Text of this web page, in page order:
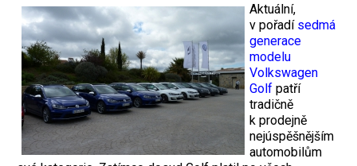
Aktuální,
v pořadí sedmá
generace
modelu
Volkswagen
Golf patří
tradičně
k prodejně
nejúspěšnějším
automobilům